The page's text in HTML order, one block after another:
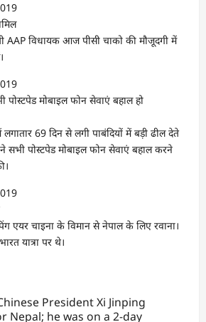
AAP विधायक आज पीसी चाको की मौजूदगी में
पोस्टपेड मोबाइल फोन सेवाएं बहाल हो
लगातार 69 दिन से लगी पाबंदियों में बड़ी ढील देते
सभी पोस्टपेड मोबाइल फोन सेवाएं बहाल करने
एयर चाइना के विमान से नेपाल के लिए रवाना।
यात्रा पर थे।
President Xi Jinping
Nepal; he was on a 2-day